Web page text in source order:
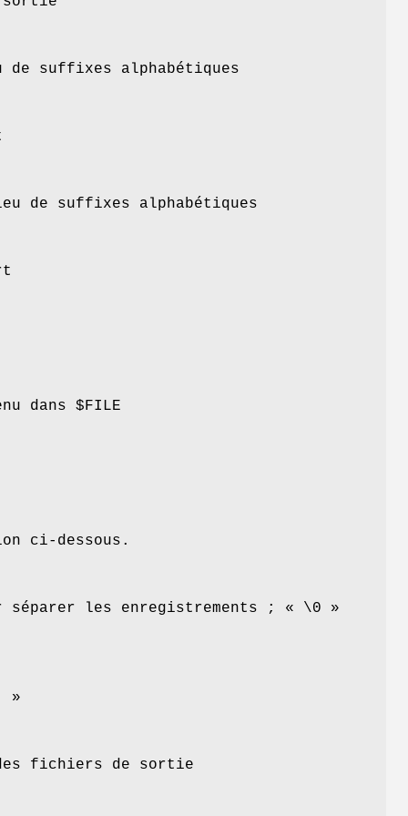
suffixes alphabétiques
de suffixes alphabétiques
dans $FILE
ci-dessous.
les enregistrements ; « \0 »
»
fichiers de sortie